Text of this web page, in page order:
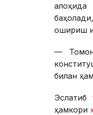
алоҳида
ошириш
—
билан
Эслатиб
ҳамкори